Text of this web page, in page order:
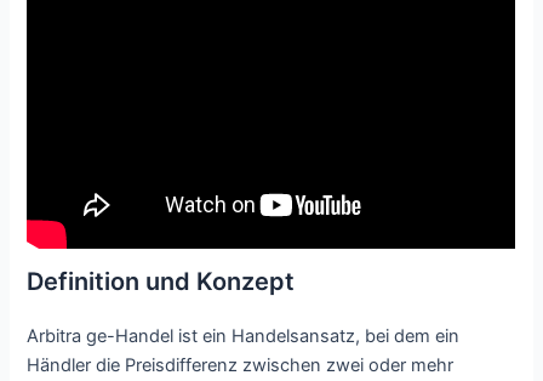
Definition und Konzept
Arbitra ge-Handel ist ein Handelsansatz, bei dem ein
Händler die Preisdifferenz zwischen zwei oder mehr